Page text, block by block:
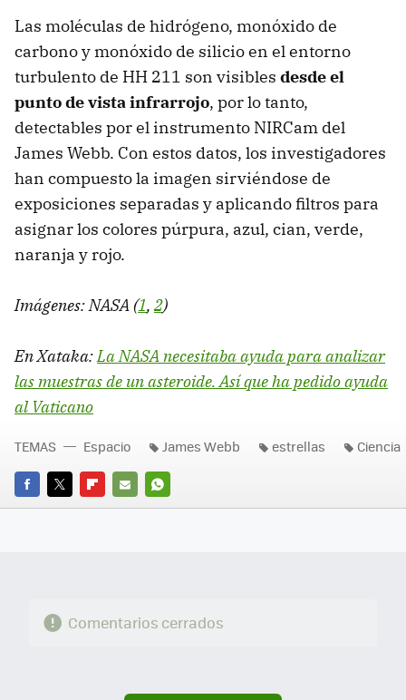
Las moléculas de hidrógeno, monóxido de
carbono y monóxido de silicio en el entorno
turbulento de HH 211 son visibles desde el
punto de vista infrarrojo, por lo tanto,
detectables por el instrumento NIRCam del
James Webb. Con estos datos, los investigadores
han compuesto la imagen sirviéndose de
exposiciones separadas y aplicando filtros para
asignar los colores púrpura, azul, cian, verde,
naranja y rojo.
Imágenes: NASA (1,2)
En Xataka:La NASA necesitaba ayuda para analizar
las muestras de un asteroide. Así que ha pedido ayuda
al Vaticano
FACEBOOK
TWITTERFLIPBOARD
E-
WHATSAPP
TEMAS Espacio James Webb estrellas Ciencia
Comentarios cerrados